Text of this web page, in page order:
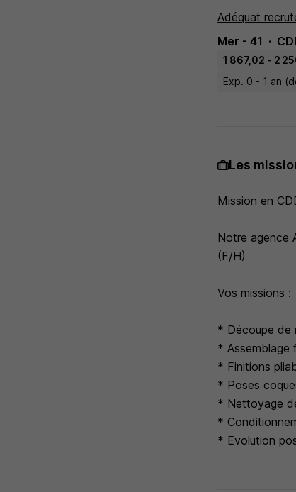
Adéquat
Mer - 41
CDI
1 867,02 - 2
Exp. 0 - 1 an
Les
Mission en
Notre agence
(F/H)
Vos missions :
* Découpe de
* Assemblage
* Finitions
* Poses
* Nettoyage
*
* Evolution